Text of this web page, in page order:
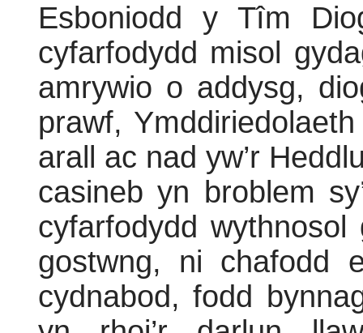
Esboniodd y Tîm
cyfarfodydd misol
amrywio o addysg,
prawf,
arall ac nad yw’r
casineb yn broblem
cyfarfodydd wythnosol
gostwng, ni chafodd
cydnabod, fodd